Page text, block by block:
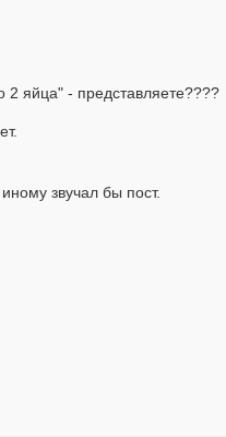
яйца" - представляете????
звучал бы пост.